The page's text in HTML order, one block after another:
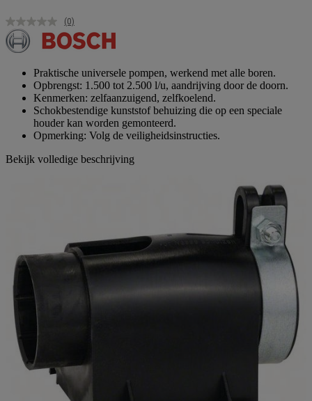
Geen
scorewaarde.
Dezelfde
(0)
Praktische universele pompen, werkend met alle boren.
Opbrengst: 1.500 tot 2.500 l/u, aandrijving door de doorn.
Kenmerken: zelfaanzuigend, zelfkoelend.
Schokbestendige kunststof behuizing die op een speciale
houder kan worden gemonteerd.
Opmerking: Volg de veiligheidsinstructies.
Bekijk volledige beschrijving